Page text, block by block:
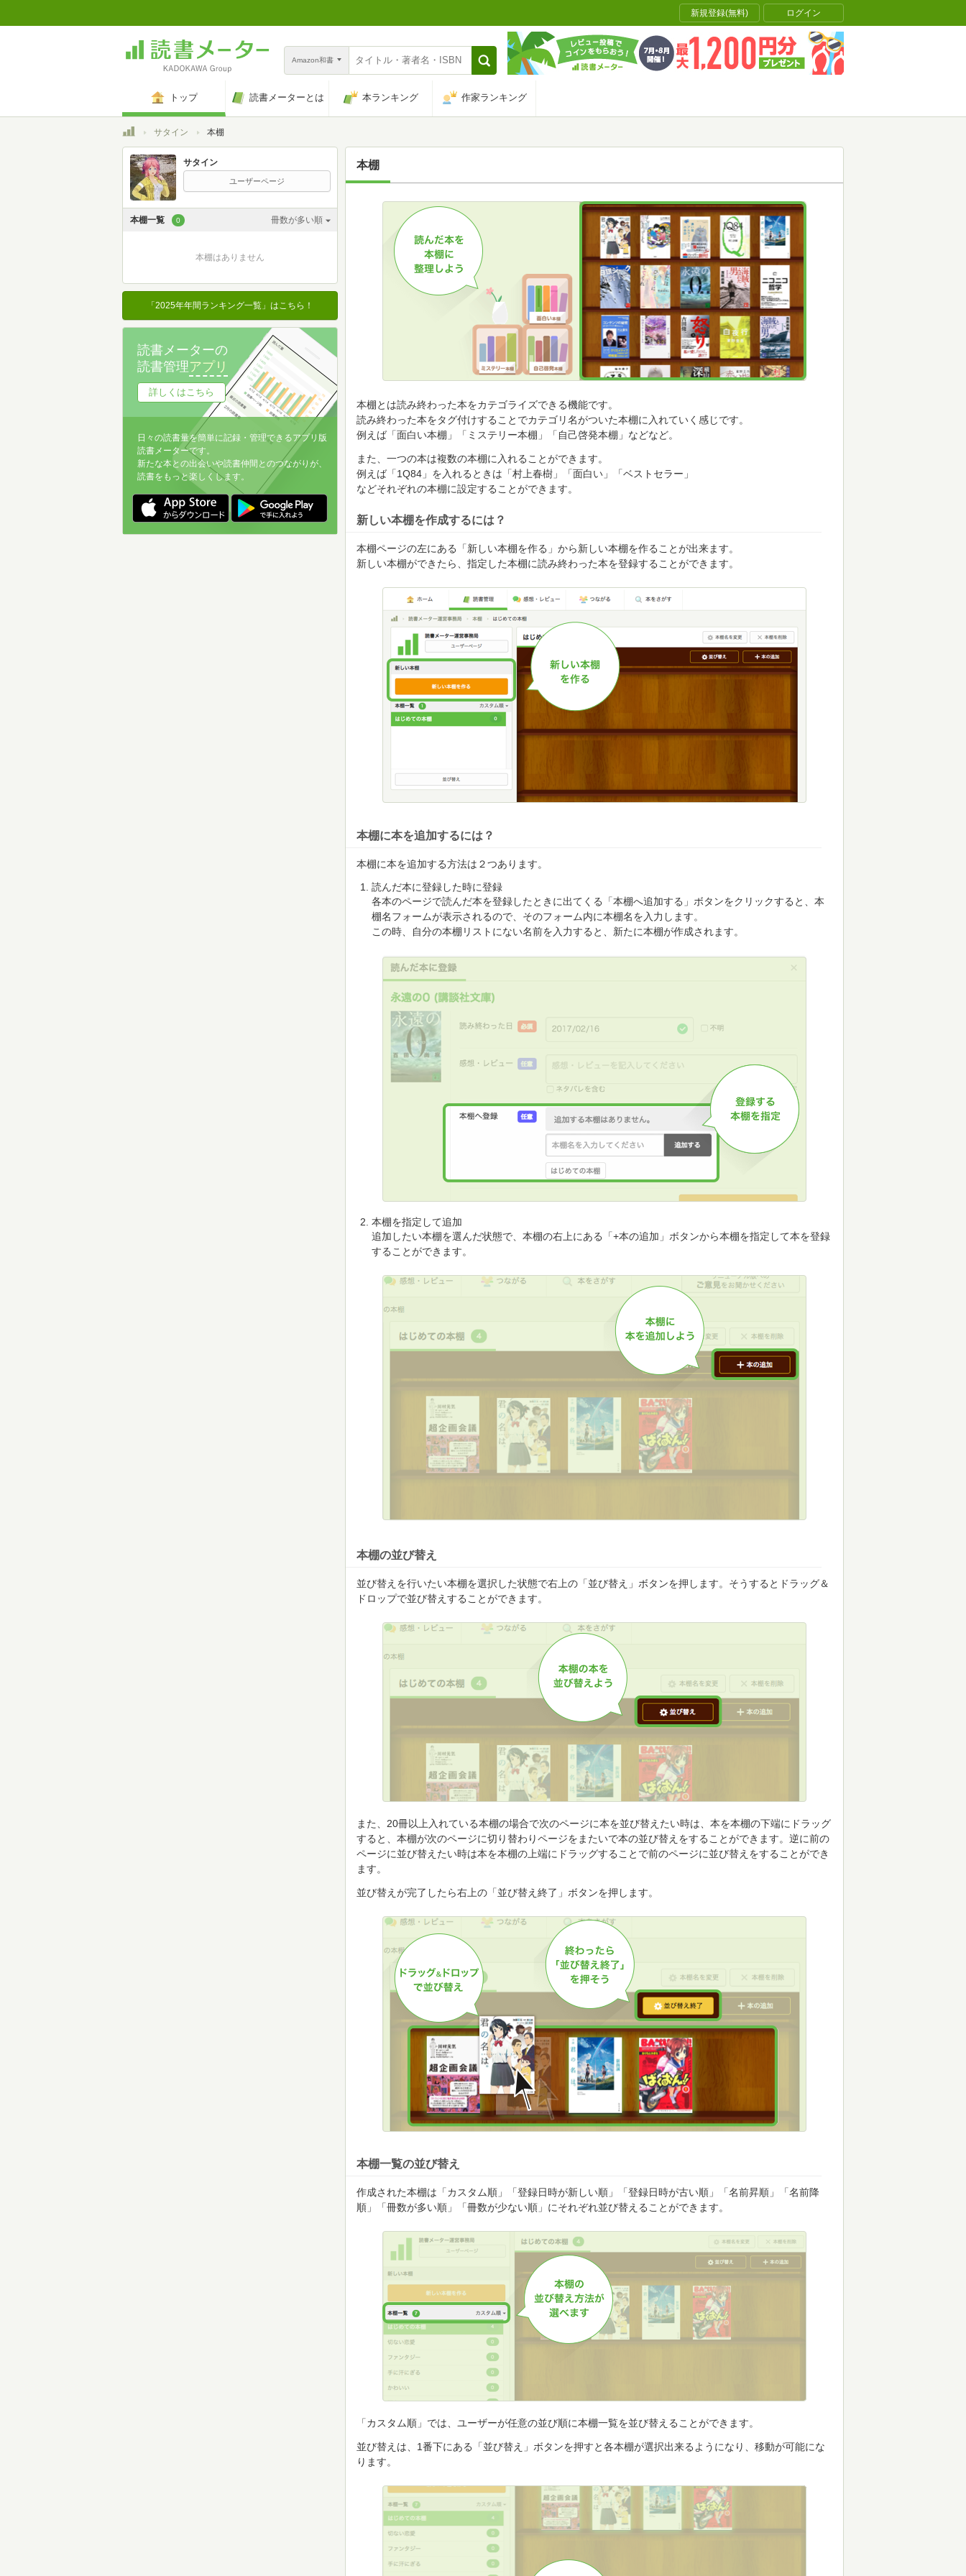
新規登録(無料) ログイン
Amazon和書
トップ 読書メーターとは 本ランキング 作家ランキング
トップサタイン 本棚
サタイン
ユーザーページ
本棚一覧 0 冊数が多い順
登録日時が新しい順
登録日時が古い順
名前昇順
名前降順
冊数が多い順
冊数が少ない順
本棚はありません
「2025年年間ランキング一覧」はこちら！
読書メーターの
読書管理アプリ
詳しくはこちら
日々の読書量を簡単に記録・管理できるアプリ版
読書メーターです。
新たな本との出会いや読書仲間とのつながりが、
読書をもっと楽しくします。
本棚
本棚とは読み終わった本をカテゴライズできる機能です。
読み終わった本をタグ付けすることでカテゴリ名がついた本棚に入れていく感じです。
例えば「面白い本棚」「ミステリー本棚」「自己啓発本棚」などなど。
また、一つの本は複数の本棚に入れることができます。
例えば「1Q84」を入れるときは「村上春樹」「面白い」「ベストセラー」
などそれぞれの本棚に設定することができます。
新しい本棚を作成するには？
本棚ページの左にある「新しい本棚を作る」から新しい本棚を作ることが出来ます。
新しい本棚ができたら、指定した本棚に読み終わった本を登録することができます。
本棚に本を追加するには？
本棚に本を追加する方法は２つあります。
読んだ本に登録した時に登録
各本のページで読んだ本を登録したときに出てくる「本棚へ追加する」ボタンをクリックすると、本
棚名フォームが表示されるので、そのフォーム内に本棚名を入力します。
この時、自分の本棚リストにない名前を入力すると、新たに本棚が作成されます。
本棚を指定して追加
追加したい本棚を選んだ状態で、本棚の右上にある「+本の追加」ボタンから本棚を指定して本を登録
することができます。
本棚の並び替え
並び替えを行いたい本棚を選択した状態で右上の「並び替え」ボタンを押します。そうするとドラッグ＆
ドロップで並び替えすることができます。
また、20冊以上入れている本棚の場合で次のページに本を並び替えたい時は、本を本棚の下端にドラッグ
すると、本棚が次のページに切り替わりページをまたいで本の並び替えをすることができます。逆に前の
ページに並び替えたい時は本を本棚の上端にドラッグすることで前のページに並び替えをすることができ
ます。
並び替えが完了したら右上の「並び替え終了」ボタンを押します。
本棚一覧の並び替え
作成された本棚は「カスタム順」「登録日時が新しい順」「登録日時が古い順」「名前昇順」「名前降
順」「冊数が多い順」「冊数が少ない順」にそれぞれ並び替えることができます。
「カスタム順」では、ユーザーが任意の並び順に本棚一覧を並び替えることができます。
並び替えは、1番下にある「並び替え」ボタンを押すと各本棚が選択出来るようになり、移動が可能にな
ります。